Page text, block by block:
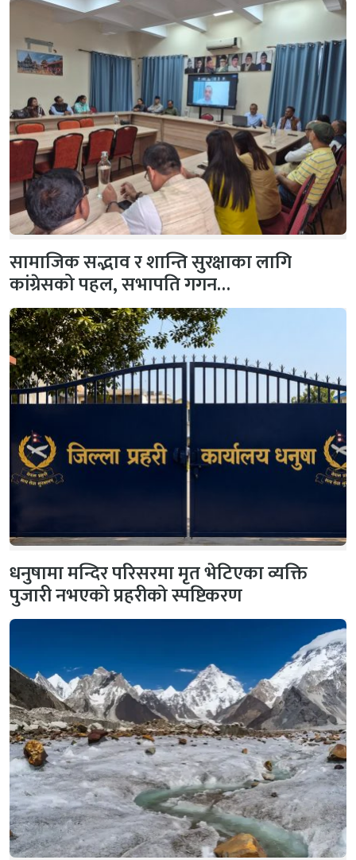
सामाजिक सद्भाव र शान्ति सुरक्षाका लागि
कांग्रेसको पहल, सभापति गगन…
धनुषामा मन्दिर परिसरमा मृत भेटिएका व्यक्ति
पुजारी नभएको प्रहरीको स्पष्टिकरण